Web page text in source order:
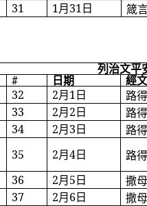
31
1月31日 箴
列治文平
# 日期
經
32
2月1日
路
33
2月2日
路
34
2月3日
路
35
2月4日
路
36
2月5日
撒
37
2月6日
撒